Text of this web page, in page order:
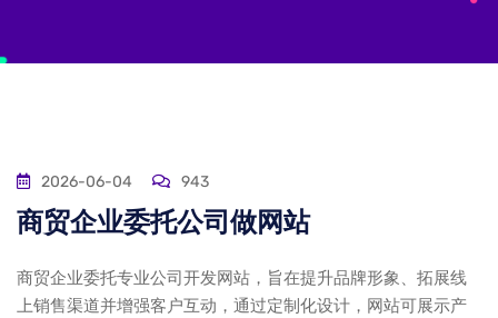
2026-06-04 943
商贸企业委托公司做网站
商贸企业委托专业公司开发网站，旨在提升品牌形象、拓展线
上销售渠道并增强客户互动，通过定制化设计，网站可展示产